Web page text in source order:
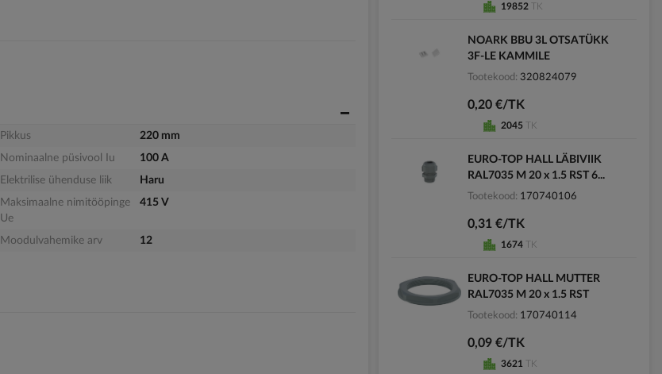
Pikkus
220 mm
Nominaalne püsivool Iu
100 A
Elektrilise ühenduse liik
Haru
Maksimaalne nimitööpinge
Ue
415 V
Moodulvahemike arv 12
19852 TK
NOARK BBU 3L OTSATÜKK
3F-LE KAMMILE
Tootekood 320824079
0,20 €/TK
2045 TK
EURO-TOP HALL LÄBIVIIK
RAL7035 M 20 x 1.5 RST 6...
Tootekood 170740106
0,31 €/TK
1674 TK
EURO-TOP HALL MUTTER
RAL7035 M 20 x 1.5 RST
Tootekood 170740114
0,09 €/TK
3621 TK